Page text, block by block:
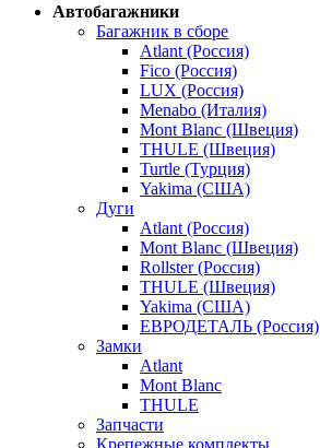
Автобагажники
Багажник в сборе
Atlant (Россия)
Fico (Россия)
LUX (Россия)
Menabo (Италия)
Mont Blanc (Швеция)
THULE (Швеция)
Turtle (Турция)
Yakima (США)
Дуги
Atlant (Россия)
Mont Blanc (Швеция)
Rollster (Россия)
THULE (Швеция)
Yakima (США)
ЕВРОДЕТАЛЬ (Россия)
Замки
Atlant
Mont Blanc
THULE
Запчасти
Крепежные комплекты